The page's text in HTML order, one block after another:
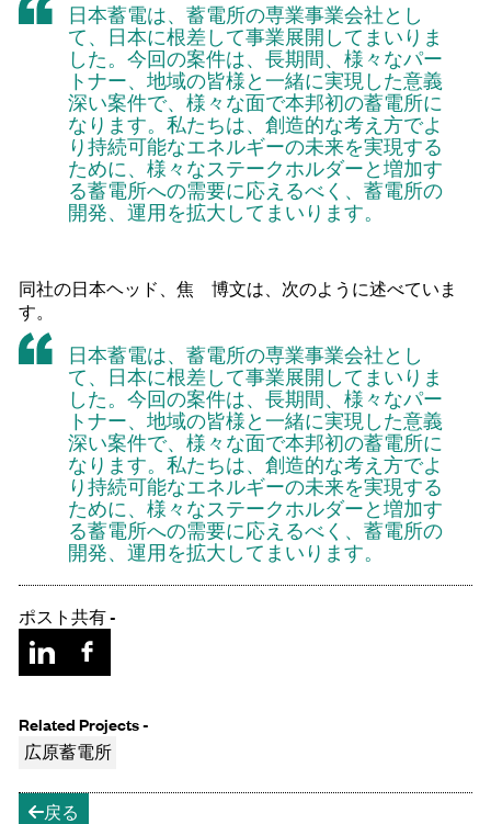
ポスト共有 -
Related Projects -
広原蓄電所
arrow-left戻る
日本蓄電は、蓄電所の専業事業会社とし
て、日本に根差して事業展開してまいりま
した。今回の案件は、長期間、様々なパー
トナー、地域の皆様と一緒に実現した意義
深い案件で、様々な面で本邦初の蓄電所に
なります。私たちは、創造的な考え方でよ
り持続可能なエネルギーの未来を実現する
ために、様々なステークホルダーと増加す
る蓄電所への需要に応えるべく、蓄電所の
開発、運用を拡大してまいります。
同社の日本ヘッド、焦 博文は、次のように述べていま
す。
日本蓄電は、蓄電所の専業事業会社とし
て、日本に根差して事業展開してまいりま
した。今回の案件は、長期間、様々なパー
トナー、地域の皆様と一緒に実現した意義
深い案件で、様々な面で本邦初の蓄電所に
なります。私たちは、創造的な考え方でよ
り持続可能なエネルギーの未来を実現する
ために、様々なステークホルダーと増加す
る蓄電所への需要に応えるべく、蓄電所の
開発、運用を拡大してまいります。